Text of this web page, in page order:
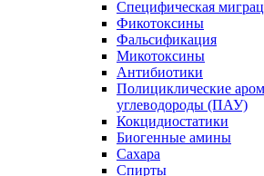
Специфическая
Фикотоксины
Фальсификация
Микотоксины
Антибиотики
Полициклические
углеводороды (ПАУ)
Кокцидиостатики
Биогенные амины
Сахара
Спирты